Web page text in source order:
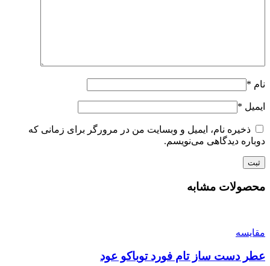
نام *
ایمیل *
ذخیره نام، ایمیل و وبسایت من در مرورگر برای زمانی که
دوباره دیدگاهی می‌نویسم.
محصولات مشابه
مقایسه
عطر دست ساز تام فورد توباکو عود